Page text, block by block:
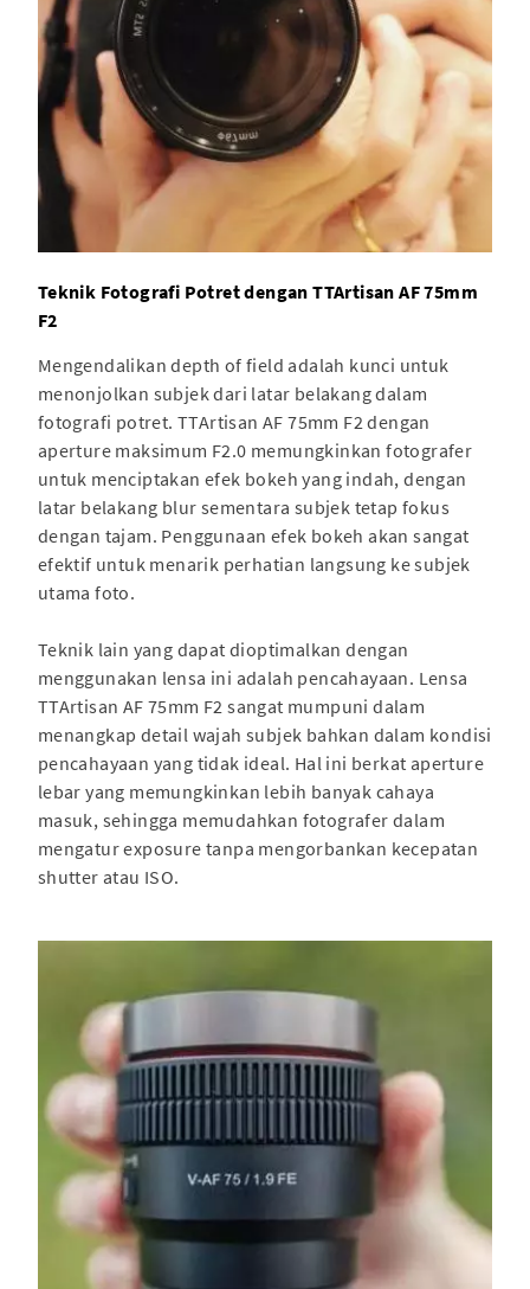
Teknik Fotografi Potret dengan TTArtisan AF 75mm
F2
Mengendalikan depth of field adalah kunci untuk
menonjolkan subjek dari latar belakang dalam
fotografi potret. TTArtisan AF 75mm F2 dengan
aperture maksimum F2.0 memungkinkan fotografer
untuk menciptakan efek bokeh yang indah, dengan
latar belakang blur sementara subjek tetap fokus
dengan tajam. Penggunaan efek bokeh akan sangat
efektif untuk menarik perhatian langsung ke subjek
utama foto.
Teknik lain yang dapat dioptimalkan dengan
menggunakan lensa ini adalah pencahayaan. Lensa
TTArtisan AF 75mm F2 sangat mumpuni dalam
menangkap detail wajah subjek bahkan dalam kondisi
pencahayaan yang tidak ideal. Hal ini berkat aperture
lebar yang memungkinkan lebih banyak cahaya
masuk, sehingga memudahkan fotografer dalam
mengatur exposure tanpa mengorbankan kecepatan
shutter atau ISO.